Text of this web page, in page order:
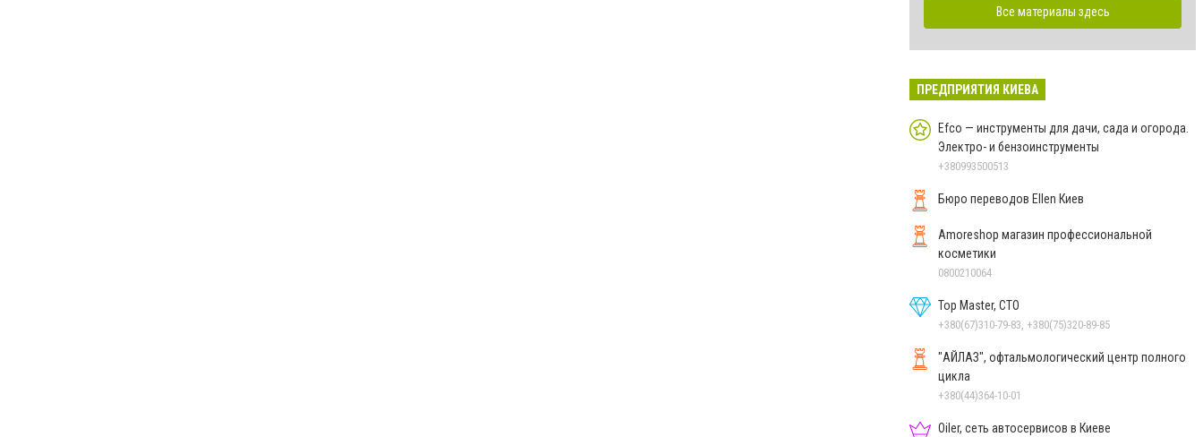
Все материалы здесь
ПРЕДПРИЯТИЯ КИЕВА
Efco — инструменты для дачи, сада и огорода.
Электро- и бензоинструменты
+380993500513
Бюро переводов Ellen Киев
Amoreshop магазин профессиональной
косметики
0800210064
Top Master, СТО
+380(67)310-79-83, +380(75)320-89-85
"АЙЛАЗ", офтальмологический центр полного
цикла
+380(44)364-10-01
Oiler, сеть автосервисов в Киеве